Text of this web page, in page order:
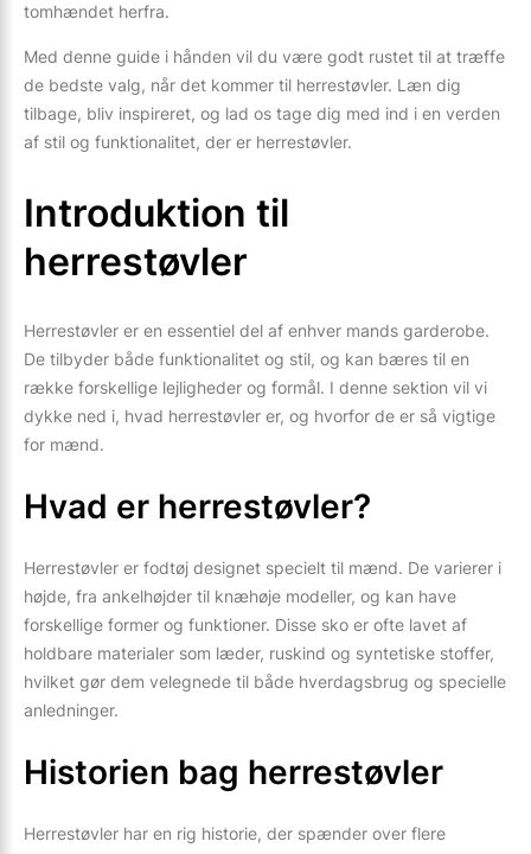
tomhændet herfra.
Med denne guide i hånden vil du være godt rustet til at træffe
de bedste valg, når det kommer til herrestøvler. Læn dig
tilbage, bliv inspireret, og lad os tage dig med ind i en verden
af stil og funktionalitet, der er herrestøvler.
Introduktion til
herrestøvler
Herrestøvler er en essentiel del af enhver mands garderobe.
De tilbyder både funktionalitet og stil, og kan bæres til en
række forskellige lejligheder og formål. I denne sektion vil vi
dykke ned i, hvad herrestøvler er, og hvorfor de er så vigtige
for mænd.
Hvad er herrestøvler?
Herrestøvler er fodtøj designet specielt til mænd. De varierer i
højde, fra ankelhøjder til knæhøje modeller, og kan have
forskellige former og funktioner. Disse sko er ofte lavet af
holdbare materialer som læder, ruskind og syntetiske stoffer,
hvilket gør dem velegnede til både hverdagsbrug og specielle
anledninger.
Historien bag herrestøvler
Herrestøvler har en rig historie, der spænder over flere